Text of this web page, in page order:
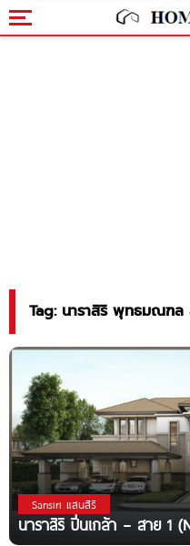
Tag: นาราสิริ พุทธมณฑล
Sansiri แสนสิริ
นาราสิริ ปิ่นเกล้า – สาย 1